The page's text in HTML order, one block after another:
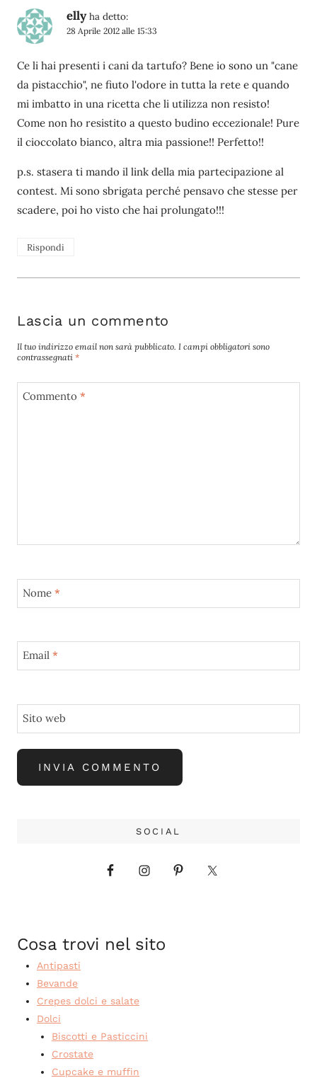
elly ha detto:
28 Aprile 2012 alle 15:33
Ce li hai presenti i cani da tartufo? Bene io sono un "cane
da pistacchio", ne fiuto l'odore in tutta la rete e quando
mi imbatto in una ricetta che li utilizza non resisto!
Come non ho resistito a questo budino eccezionale! Pure
il cioccolato bianco, altra mia passione!! Perfetto!!
p.s. stasera ti mando il link della mia partecipazione al
contest. Mi sono sbrigata perché pensavo che stesse per
scadere, poi ho visto che hai prolungato!!!
Rispondi
Lascia un commento
Il tuo indirizzo email non sarà pubblicato. I campi obbligatori sono
contrassegnati *
Commento *
Nome *
Email *
Sito web
SOCIAL
Cosa trovi nel sito
Antipasti
Bevande
Crepes dolci e salate
Dolci
Biscotti e Pasticcini
Crostate
Cupcake e muffin